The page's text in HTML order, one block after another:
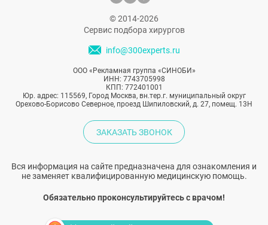
© 2014-2026
Сервис подбора хирургов
info@300experts.ru
ООО «Рекламная группа «СИНОБИ»
ИНН: 7743705998
КПП: 772401001
Юр. адрес: 115569, Город Москва, вн.тер.г. муниципальный округ
Орехово-Борисово Северное, проезд Шипиловский, д. 27, помещ. 13Н
ЗАКАЗАТЬ ЗВОНОК
Вся информация на сайте предназначена для ознакомления и
не заменяет квалифицированную медицинскую помощь.
Обязательно проконсультируйтесь с врачом!